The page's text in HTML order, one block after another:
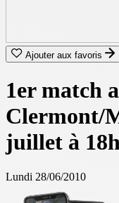
Ajouter aux favoris
1er match
Clermont/
juillet à
Lundi 28/06/2010